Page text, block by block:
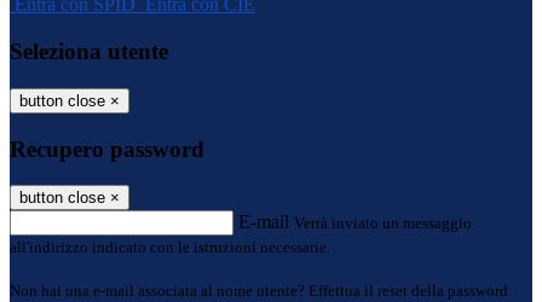
Entra con SPID Entra con CIE
Seleziona utente
button close ×
Recupero password
button close ×
E-mail Verrà inviato un messaggio
all'indirizzo indicato con le istruzioni necessarie.
Non hai una e-mail associata al nome utente? Effettua il reset della password